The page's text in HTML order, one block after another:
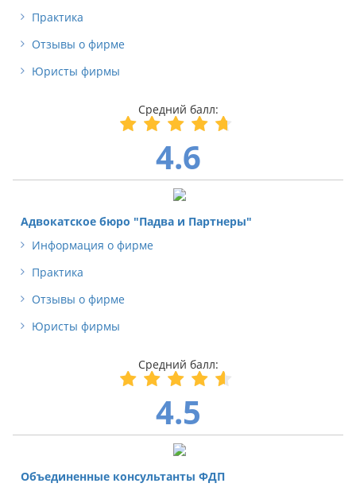
Практика
Отзывы о фирме
Юристы фирмы
4.6
Адвокатское бюро "Падва и Партнеры"
Информация о фирме
Практика
Отзывы о фирме
Юристы фирмы
4.5
Объединенные консультанты ФДП